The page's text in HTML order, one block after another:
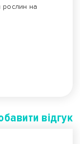
рослин на
вiдгук